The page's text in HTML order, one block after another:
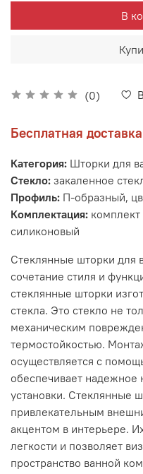
(0)
В
Бесплатная
Категория: Шторки для
Стекло: закаленное
Профиль: П-образный,
Комплектация:
силиконовый
Стеклянные шторки для
сочетание стиля и
стеклянные шторки
стекла. Это стекло не
механическим
термостойкостью.
осуществляется с
обеспечивает надежное
установки. Стеклянные
привлекательным
акцентом в интерьере.
легкости и позволяет
пространство ванной